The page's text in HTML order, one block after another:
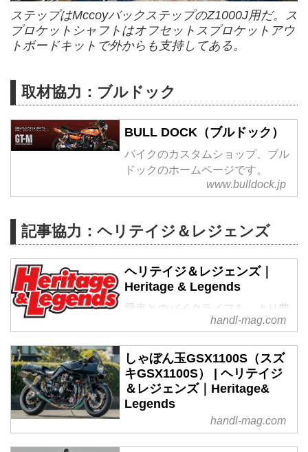
ステップはMccoyバックステップのZ1000J用だ。ス
プロケットシャフトはオフセットスプロケットアウ
トボードキットで外からも支持してある。
取材協力：ブルドック
BULL DOCK（ブルドック）
バイクのカスタムショップ、ブル
ドックのホームページです。
www.bulldock.jp
記事協力：ヘリテイジ＆レジェンズ
ヘリテイジ＆レジェンズ｜
Heritage & Legends
愛車とのバイクライフを、より豊
かに楽しむためのアイデアを提供
では決して探しきれない、全国の
腕利きショップや最新パーツ&ア
パレルの深堀り情報も満載!
handl-mag.com
しゃぼん玉GSX1100S（スズ
キGSX1100S） | ヘリテイジ
＆レジェンズ｜Heritage&
Legends
handl-mag.com